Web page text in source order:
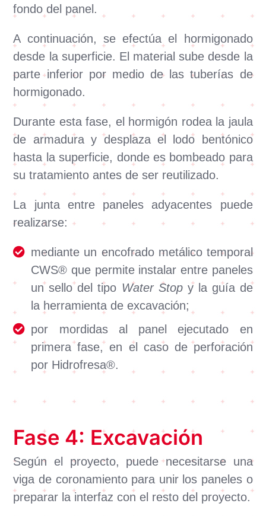
fondo del panel.
A continuación, se efectúa el hormigonado
desde la superficie. El material sube desde la
parte inferior por medio de las tuberías de
hormigonado.
Durante esta fase, el hormigón rodea la jaula
de armadura y desplaza el lodo bentónico
hasta la superficie, donde es bombeado para
su tratamiento antes de ser reutilizado.
La junta entre paneles adyacentes puede
realizarse:
mediante un encofrado metálico temporal
CWS® que permite instalar entre paneles
un sello del tipo Water Stopy la guía de
la herramienta de excavación;
por mordidas al panel ejecutado en
primera fase, en el caso de perforación
por Hidrofresa®.
Fase 4: Excavación
Según el proyecto, puede necesitarse una
viga de coronamiento para unir los paneles o
preparar la interfaz con el resto del proyecto.